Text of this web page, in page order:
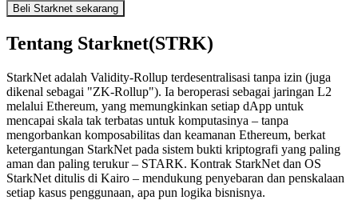
Beli Starknet sekarang
Tentang Starknet(STRK)
StarkNet adalah Validity-Rollup terdesentralisasi tanpa izin (juga
dikenal sebagai "ZK-Rollup"). Ia beroperasi sebagai jaringan L2
melalui Ethereum, yang memungkinkan setiap dApp untuk
mencapai skala tak terbatas untuk komputasinya – tanpa
mengorbankan komposabilitas dan keamanan Ethereum, berkat
ketergantungan StarkNet pada sistem bukti kriptografi yang paling
aman dan paling terukur – STARK. Kontrak StarkNet dan OS
StarkNet ditulis di Kairo – mendukung penyebaran dan penskalaan
setiap kasus penggunaan, apa pun logika bisnisnya.